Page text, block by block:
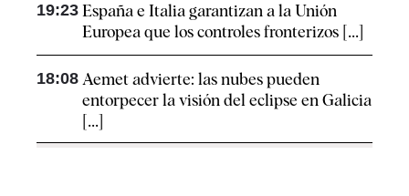
19:23 España e Italia garantizan a la Unión
Europea que los controles fronterizos [...]
18:08 Aemet advierte: las nubes pueden
entorpecer la visión del eclipse en Galicia
[...]